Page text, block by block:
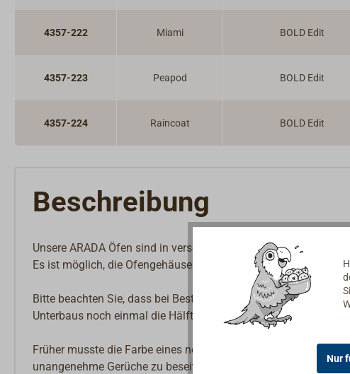
4357-222 Miami BOLD Edit
4357-223 Peapod BOLD Edit
4357-224 Raincoat BOLD Edit
Beschreibung
Unsere ARADA Öfen sind in verschiedenen attraktiven Farben
Es ist möglich, die Ofengehäuse auch in anderen Farben als
Bitte beachten Sie, dass bei Bestellung eines farbigen Ofens
Unterbaus noch einmal die Hälfte des in der Tabelle
Früher musste die Farbe eines neu installierten Ofens
unangenehme Gerüche zu beseitigen.
Nur